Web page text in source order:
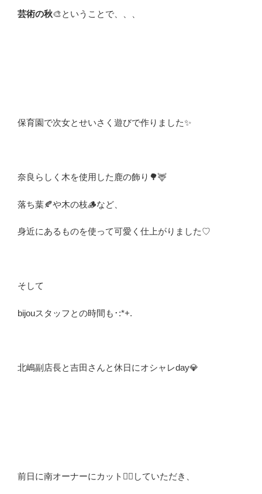
芸術の秋🎨ということで、、、
保育園で次女とせいさく遊びで作りました✨
奈良らしく木を使用した鹿の飾り🌳🦌
落ち葉🍂や木の枝🪵など、
身近にあるものを使って可愛く仕上がりました♡
そして
bijouスタッフとの時間も･:*+.
北嶋副店長と吉田さんと休日にオシャレday💎
前日に南オーナーにカット💇‍♀️していただき、